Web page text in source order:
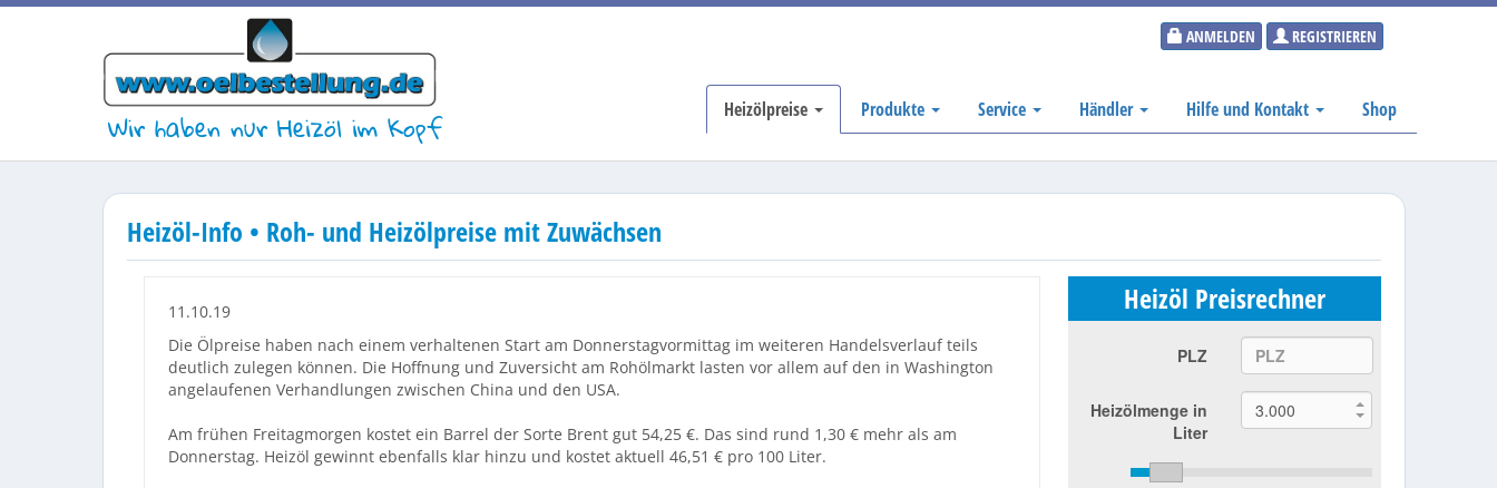
Wir haben nur Heizöl im Kopf
ANMELDEN REGISTRIEREN
Heizölpreise Produkte Service Händler Hilfe und Kontakt Shop
Heizöl-Info • Roh- und Heizölpreise mit Zuwächsen
11.10.19
Die Ölpreise haben nach einem verhaltenen Start am Donnerstagvormittag im weiteren Handelsverlauf teils
deutlich zulegen können. Die Hoffnung und Zuversicht am Rohölmarkt lasten vor allem auf den in Washington
angelaufenen Verhandlungen zwischen China und den USA.
Am frühen Freitagmorgen kostet ein Barrel der Sorte Brent gut 54,25 €. Das sind rund 1,30 € mehr als am
Donnerstag. Heizöl gewinnt ebenfalls klar hinzu und kostet aktuell 46,51 € pro 100 Liter.
Heizöl Preisrechner
PLZ
Heizölmenge in
Liter